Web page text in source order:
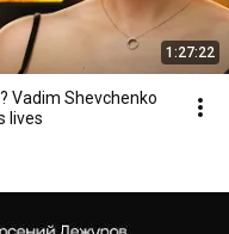
1:27:22
Vadim Shevchenko
lives